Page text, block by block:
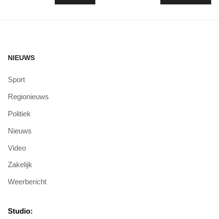
NIEUWS
Sport
Regionieuws
Politiek
Nieuws
Video
Zakelijk
Weerbericht
Studio: